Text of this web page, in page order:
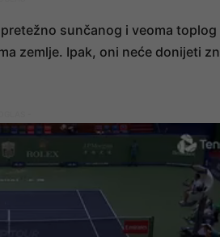
sunčanog i veoma toplog
zemlje. Ipak, oni neće donijeti